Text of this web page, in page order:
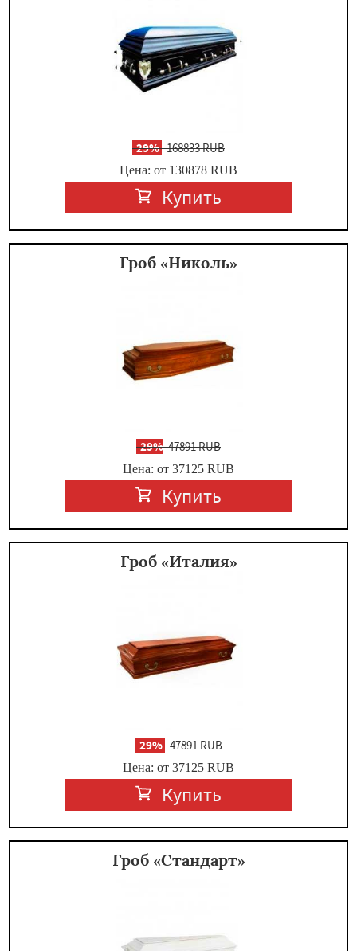
-29%168833 RUB
Цена: от 130878 RUB
Купить
Гроб «Николь»
-29%47891 RUB
Цена: от 37125 RUB
Купить
Гроб «Италия»
-29%47891 RUB
Цена: от 37125 RUB
Купить
Гроб «Стандарт»